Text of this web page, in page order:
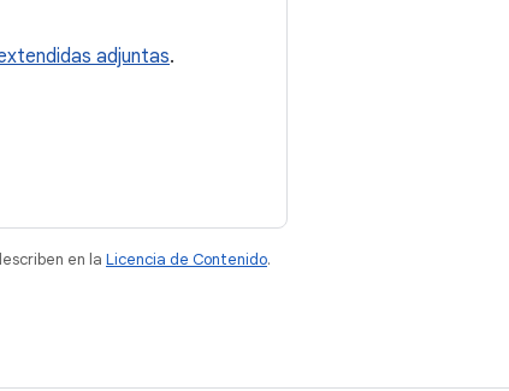
adjuntas.
en la Licencia de Contenido.